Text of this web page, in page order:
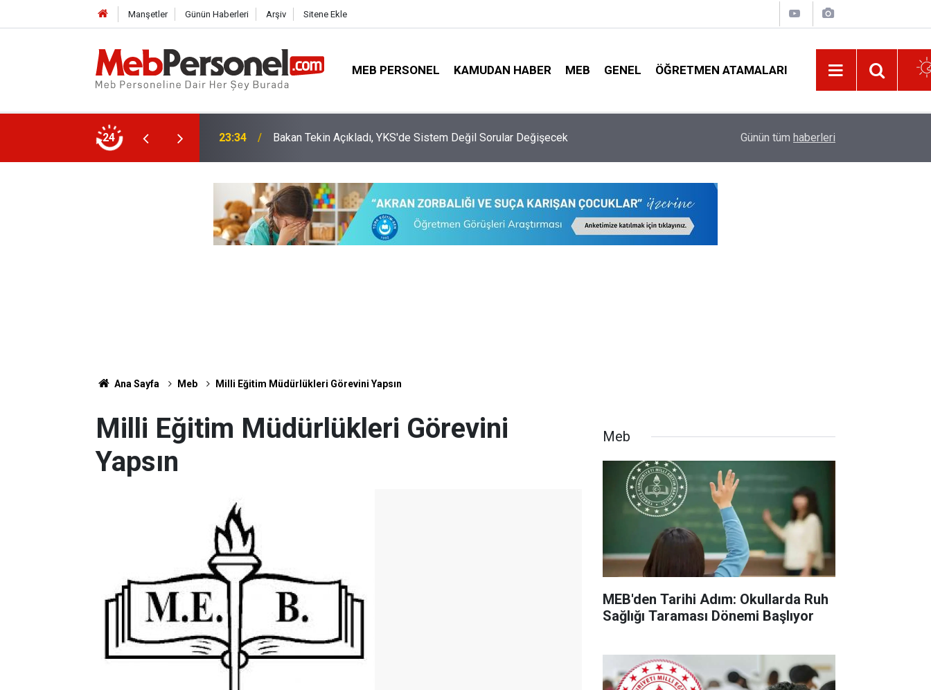
Manşetler Günün Haberleri Arşiv Sitene Ekle
MEB PERSONEL KAMUDAN HABER MEB GENEL ÖĞRETMEN ATAMALARI
24 23:01
Sürece Nasıl Katılacak?
Öğretmenleri Norm Fazlası Resen Atamadan
Günün tüm haberleri
Ana Sayfa Meb Milli Eğitim Müdürlükleri Görevini Yapsın
Milli Eğitim Müdürlükleri Görevini
Yapsın
Meb
MEB'den Tarihi Adım: Okullarda Ruh
Sağlığı Taraması Dönemi Başlıyor